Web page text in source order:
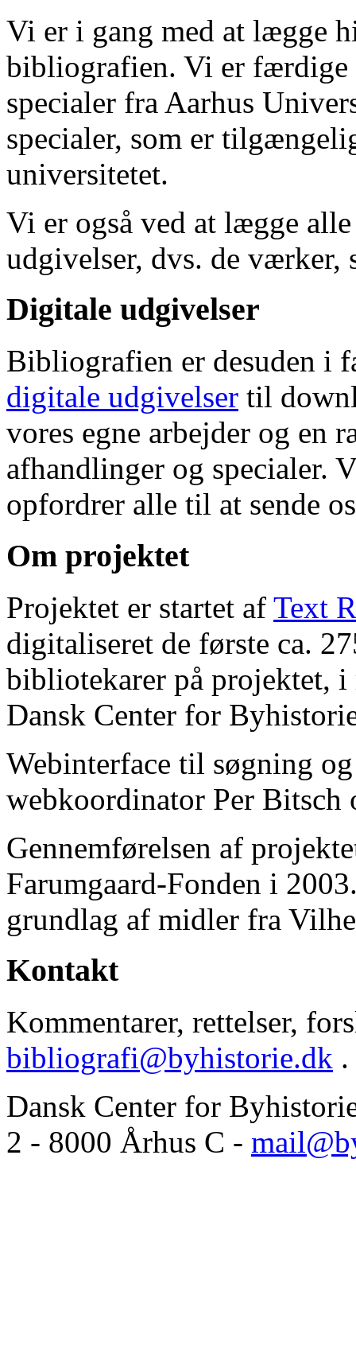
Vi er i gang med at lægge
bibliografien. Vi er færdige
specialer fra Aarhus
specialer, som er
universitetet.
Vi er også ved at lægge
udgivelser, dvs. de værker,
Digitale udgivelser
Bibliografien er desuden i
digitale udgivelser til
vores egne arbejder og en
afhandlinger og specialer.
opfordrer alle til at sende
Om projektet
Projektet er startet af Text
digitaliseret de første ca.
bibliotekarer på projektet, i
Dansk Center for
Webinterface til søgning
webkoordinator Per Bitsch
Gennemførelsen af
Farumgaard-Fonden i
grundlag af midler fra
Kontakt
Kommentarer, rettelser,
bibliografi@byhistorie.dk .
Dansk Center for
2 - 8000 Århus C -